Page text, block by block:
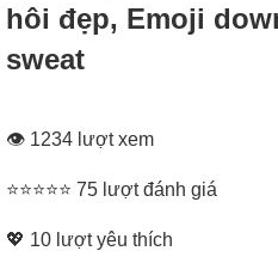
hôi đẹp, Emoji
sweat
👁 1234 lượt xem
⭐⭐⭐⭐⭐ 75 lượt đánh giá
💖 10 lượt yêu thích